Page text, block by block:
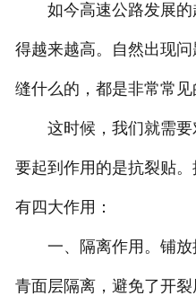
如今高速公路发展的
得越来越高。自然出现
缝什么的，都是非常常见
这时候，我们就需要
要起到作用的是抗裂贴
有四大作用：
一、隔离作用。铺放
青面层隔离，避免了开